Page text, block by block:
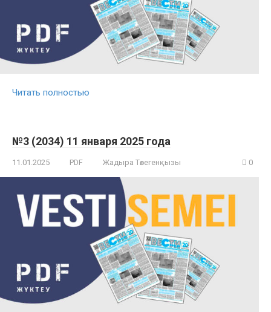
Читать полностью
№3 (2034) 11 января 2025 года
11.01.2025 PDF Жадыра Төлегенқызы 0